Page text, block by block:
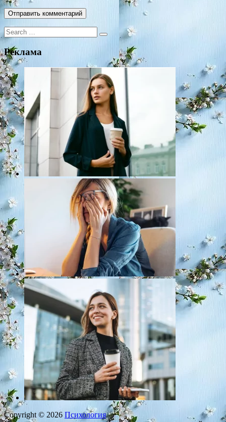
Search
for:
Реклама
Copyright © 2026 Психология.